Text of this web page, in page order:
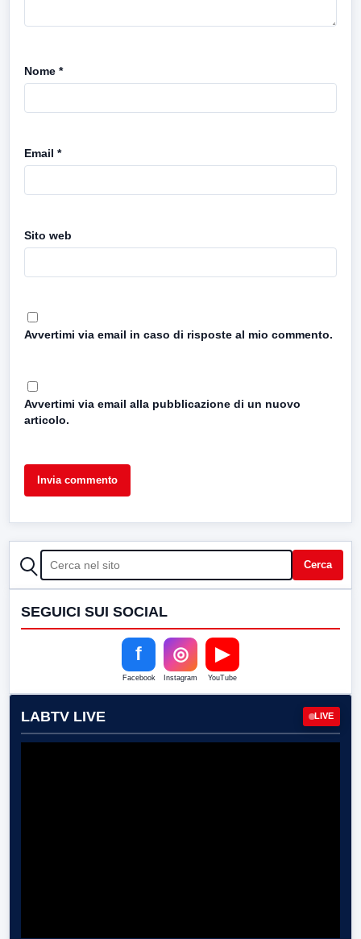
Nome *
Email *
Sito web
Avvertimi via email in caso di risposte al mio commento.
Avvertimi via email alla pubblicazione di un nuovo
articolo.
CERCA Cerca
SEGUICI SUI SOCIAL
f
Facebook
◎
Instagram
▶
YouTube
LABTV LIVE LIVE